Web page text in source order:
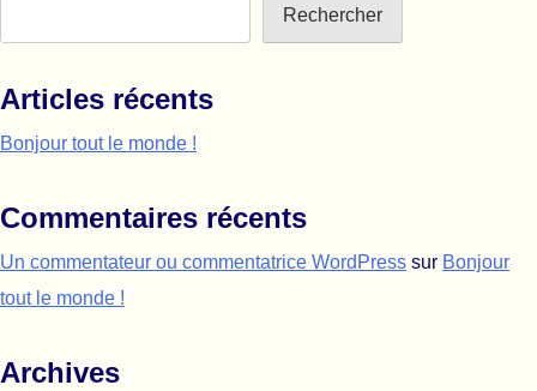
Rechercher
Articles récents
Bonjour tout le monde !
Commentaires récents
Un commentateur ou commentatrice WordPress sur Bonjour
tout le monde !
Archives